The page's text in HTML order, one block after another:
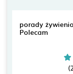
porady
Polecam